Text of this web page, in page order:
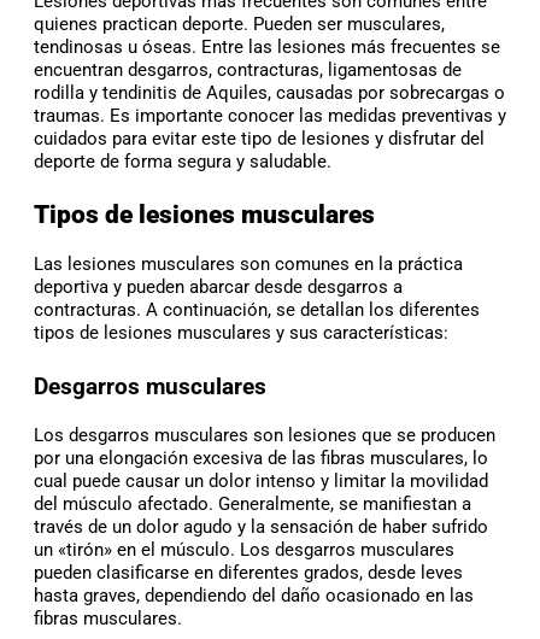
quienes practican deporte. Pueden ser musculares,
tendinosas u óseas. Entre las lesiones más frecuentes se
encuentran desgarros, contracturas, ligamentosas de
rodilla y tendinitis de Aquiles, causadas por sobrecargas o
traumas. Es importante conocer las medidas preventivas y
cuidados para evitar este tipo de lesiones y disfrutar del
deporte de forma segura y saludable.
Tipos de lesiones musculares
Las lesiones musculares son comunes en la práctica
deportiva y pueden abarcar desde desgarros a
contracturas. A continuación, se detallan los diferentes
tipos de lesiones musculares y sus características:
Desgarros musculares
Los desgarros musculares son lesiones que se producen
por una elongación excesiva de las fibras musculares, lo
cual puede causar un dolor intenso y limitar la movilidad
del músculo afectado. Generalmente, se manifiestan a
través de un dolor agudo y la sensación de haber sufrido
un «tirón» en el músculo. Los desgarros musculares
pueden clasificarse en diferentes grados, desde leves
hasta graves, dependiendo del daño ocasionado en las
fibras musculares.